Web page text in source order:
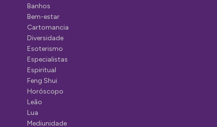
Banhos
Bem-estar
Cartomancia
Diversidade
Esoterismo
Especialistas
Espiritual
Feng Shui
Horóscopo
Leão
Lua
Mediunidade